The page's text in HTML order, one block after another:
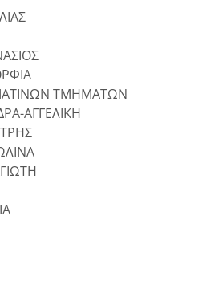
ΤΜΗΜΑΤΩΝ
ΑΓΓΕΛΙΚΗ